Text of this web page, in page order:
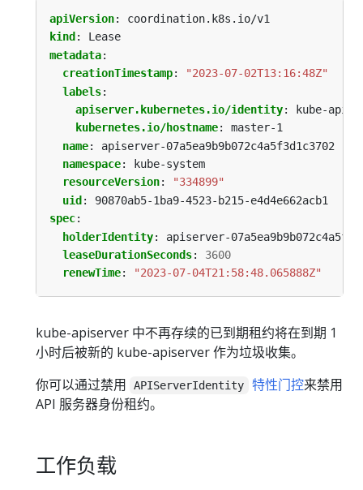
apiVersion:
coordination.k8s.io/v1
kind :
Lease
metadata:
creationTimestamp:
"2023-07-02T13:16:48Z"
labels:
apiserver.kubernetes.io/identity:
kube-
kubernetes.io/hostname:
master-1
name:
apiserver-07a5ea9b9b072c4a5f3d1c3702
namespace:
kube-system
resourceVersion:
"334899"
uid :
90870ab5-1ba9-4523-b215-e4d4e662acb1
spec:
holderIdentity:
apiserver-
leaseDurationSeconds:
3600
renewTime: "2023-07-04T21:58:48.065888Z"
kube-apiserver 中不再存续的已到期租约将在到期 1
小时后被新的 kube-apiserver 作为垃圾收集。
你可以通过禁用
APIServerIdentity 特性门控来禁用
API 服务器身份租约。
工作负载